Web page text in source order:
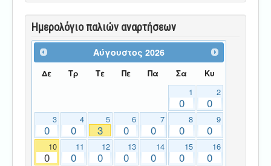
Ημερολόγιο παλιών αναρτήσεων
Αύγουστος 2026
Δε Τρ Τε Πε Πα Σα Κυ
1
0
2
0
3
0
4
0
5
3
6
0
7
0
8
0
9
0
10
0
11
0
12
0
13
0
14
0
15
0
16
0